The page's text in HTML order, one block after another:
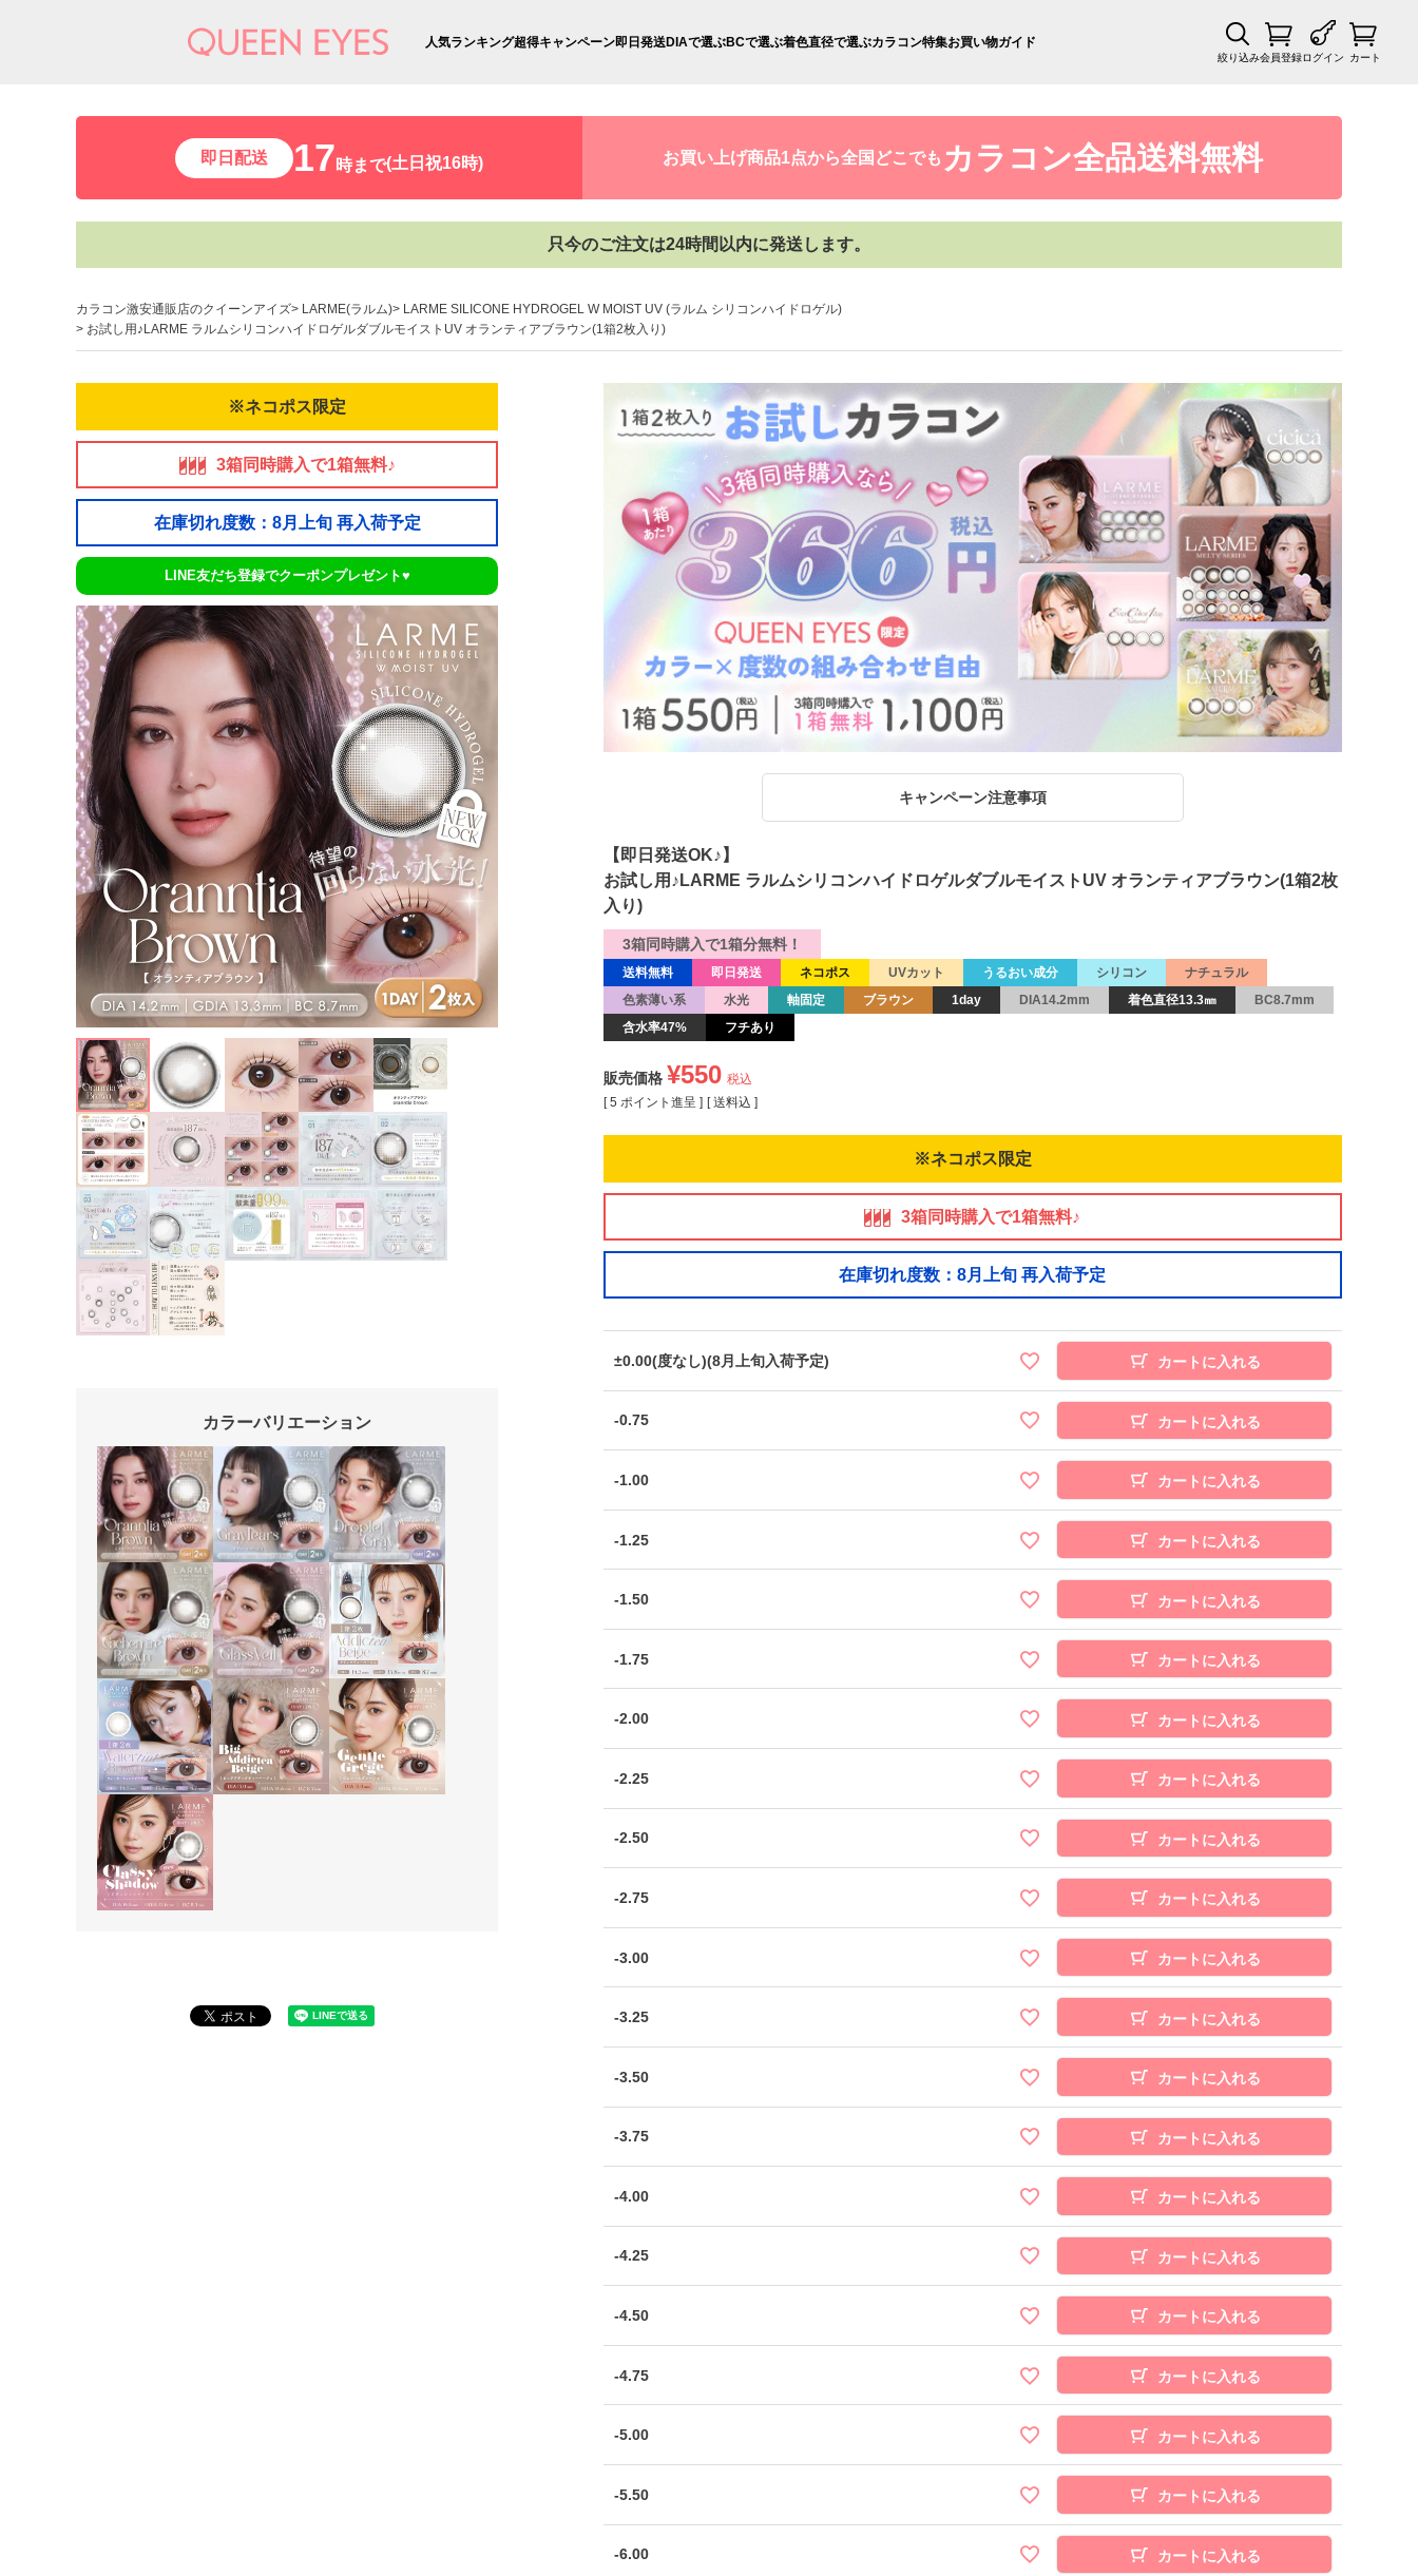
人気ランキング超得キャンペーン即日発送DIAで選ぶBCで選ぶ着色直径で選ぶカラコン特集お買い物ガイド
絞り込み会員登録ログイン カート
即日配送 17時まで(土日祝16時) お買い上げ商品1点から全国どこでも カラコン全品送料無料
只今のご注文は24時間以内に発送します。
カラコン激安通販店のクイーンアイズ LARME(ラルム)
LARME SILICONE HYDROGEL W MOIST UV (ラルム シリコンハイドロゲル)
お試し用♪LARME ラルムシリコンハイドロゲルダブルモイストUV オランティアブラウン(1箱2枚入り)
※ネコポス限定
3箱同時購入で1箱無料♪
在庫切れ度数：8月上旬 再入荷予定
LINE友だち登録でクーポンプレゼント♥
カラーバリエーション
キャンペーン注意事項
【即日発送OK♪】
お試し用♪LARME ラルムシリコンハイドロゲルダブルモイストUV オランティアブラウン(1箱2枚
入り)
送料無料 即日発送 ネコポス UVカット うるおい成分 シリコン
ナチュラル
色素薄い系
水光 軸固定 ブラウン 1day DIA14.2mm 着色直径13.3㎜
BC8.7mm
含水率47%
フチあり
3箱同時購入で1箱分無料！
販売価格 ¥550 税込
[ 5 ポイント進呈 ] 送料込
※ネコポス限定
3箱同時購入で1箱無料♪
在庫切れ度数：8月上旬 再入荷予定
±0.00(度なし)(8月上旬入荷予定) カートに入れる
-0.75 カートに入れる
-1.00 カートに入れる
-1.25 カートに入れる
-1.50 カートに入れる
-1.75 カートに入れる
-2.00 カートに入れる
-2.25 カートに入れる
-2.50 カートに入れる
-2.75 カートに入れる
-3.00 カートに入れる
-3.25 カートに入れる
-3.50 カートに入れる
-3.75 カートに入れる
-4.00 カートに入れる
-4.25 カートに入れる
-4.50 カートに入れる
-4.75 カートに入れる
-5.00 カートに入れる
-5.50 カートに入れる
-6.00 カートに入れる